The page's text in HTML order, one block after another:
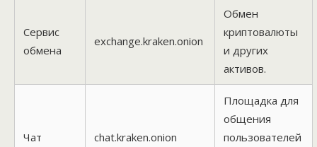
Сервис
обмена
exchange.kraken.onion
Обмен
криптовалюты
и других
активов.
Чат chat.kraken.onion
Площадка для
общения
пользователей